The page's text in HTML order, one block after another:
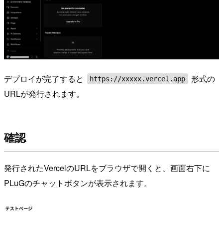
デプロイが完了すると https://xxxxx.vercel.app
形式の
URLが発行されます。
確認
発行されたVercelのURLをブラウザで開くと、画面右下に
PLuGのチャットボタンが表示されます。